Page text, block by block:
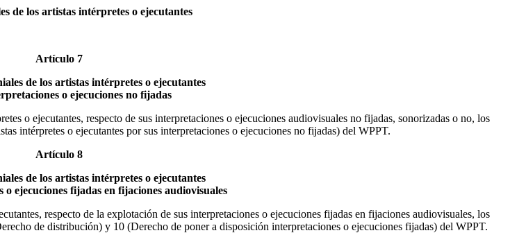
de los artistas intérpretes o ejecutantes
Artículo 7
de los artistas intérpretes o ejecutantes
o ejecuciones no fijadas
o ejecutantes, respecto de sus interpretaciones o ejecuciones audiovisuales no fijadas, sonorizadas o no, los
intérpretes o ejecutantes por sus interpretaciones o ejecuciones no fijadas) del WPPT.
Artículo 8
de los artistas intérpretes o ejecutantes
o ejecuciones fijadas en fijaciones audiovisuales
respecto de la explotación de sus interpretaciones o ejecuciones fijadas en fijaciones audiovisuales, los
de distribución) y 10 (Derecho de poner a disposición interpretaciones o ejecuciones fijadas) del WPPT.